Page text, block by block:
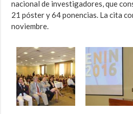
nacional de investigadores, que
21 póster y 64 ponencias. La cita
noviembre.